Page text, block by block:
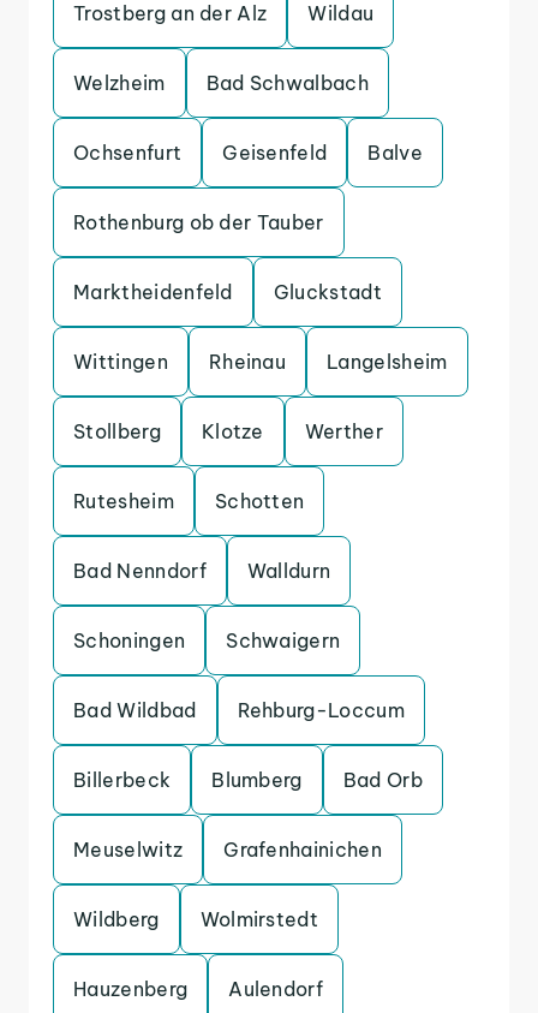
Trostberg an der Alz Wildau
Welzheim Bad Schwalbach
Ochsenfurt Geisenfeld Balve
Rothenburg ob der Tauber
Marktheidenfeld Gluckstadt
Wittingen Rheinau Langelsheim
Stollberg Klotze Werther
Rutesheim Schotten
Bad Nenndorf Walldurn
Schoningen Schwaigern
Bad Wildbad Rehburg-Loccum
Billerbeck Blumberg Bad Orb
Meuselwitz Grafenhainichen
Wildberg Wolmirstedt
Hauzenberg Aulendorf